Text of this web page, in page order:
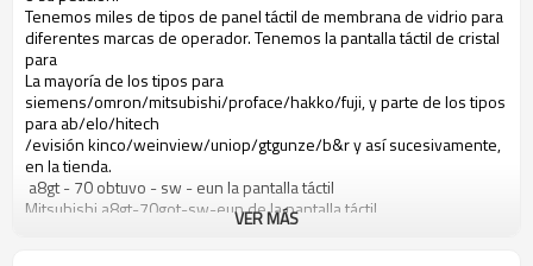
Tenemos miles de tipos de panel táctil de membrana de vidrio para
diferentes marcas de operador. Tenemos la pantalla táctil de cristal
para
La mayoría de los tipos para
siemens/omron/mitsubishi/proface/hakko/fuji, y parte de los tipos
para ab/elo/hitech
/evisión kinco/weinview/uniop/gtgunze/b&r y así sucesivamente,
en la tienda.
a8gt - 70 obtuvo - sw - eun la pantalla táctil
Mitsubishi a8gt-70got-sw-eun de la pantalla táctil
Pantalla táctil a8gt-70got-sw-eunVER MÁS